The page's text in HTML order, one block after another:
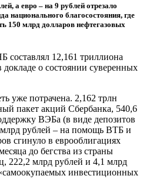
а евро – на 9 рублей отрезало
национального благосостояния, где
150 млрд долларов нефтегазовых
12,161 триллиона
о состоянии суверенных
уже потрачена. 2,162 трлн
пакет акций Сбербанка, 540,6
ВЭБа (в виде депозитов
рублей – на помощь ВТБ и
сгинуло в еврооблигациях
до бегства из страны
222,2 млрд рублей и 4,1 млрд
инвестиционных